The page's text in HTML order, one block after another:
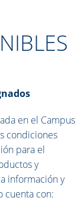
en el Campus
condiciones
para el
y
información y
cuenta con: